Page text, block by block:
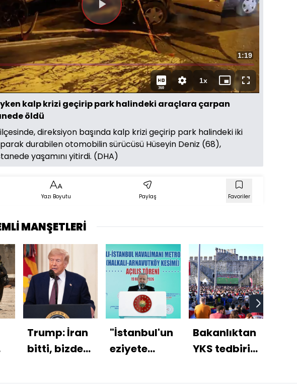
Videoyu
Oynat
Toplam
Süre
1:19
360
Yüklendi:
58.86%
1xOynatma
Hızı
Mini
oynatıcı
Tam
Ekran
kalp krizi geçirip park halindeki araçlara çarpan
öldü
direksiyon başında kalp krizi geçirip park halindeki iki
durabilen otomobilin sürücüsü Hüseyin Deniz (68),
yaşamını yitirdi. (DHA)
Yazı Boyutu Paylaş Favoriler
MANŞETLERİ
Trump: İran
bitti, bizden
alamayacaklar
"İstanbul'un
eziyete
trafiğini
Bakanlıktan
YKS tedbiri!
için dev